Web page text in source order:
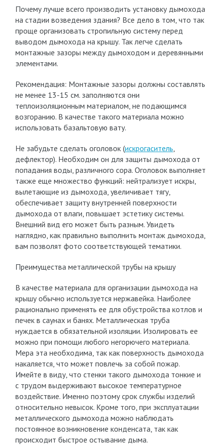
Почему лучше всего производить установку дымохода
на стадии возведения здания? Все дело в том, что так
проще организовать стропильную систему перед
выводом дымохода на крышу. Так легче сделать
монтажные зазоры между дымоходом и деревянными
элементами.
Рекомендация: Монтажные зазоры должны составлять
не менее 13-15 см. заполняются они
теплоизоляционным материалом, не подающимся
возгоранию. В качестве такого материала можно
использовать базальтовую вату.
Не забудьте сделать оголовок (искрогаситель,
дефлектор). Необходим он для защиты дымохода от
попадания воды, различного сора. Оголовок выполняет
также еще множество функций: нейтрализует искры,
вылетающие из дымохода, увеличивает тягу,
обеспечивает защиту внутренней поверхности
дымохода от влаги, повышает эстетику системы.
Внешний вид его может быть разным. Увидеть
наглядно, как правильно выполнить монтаж дымохода,
вам позволят фото соответствующей тематики.
Преимущества металлической трубы на крышу
В качестве материала для организации дымохода на
крышу обычно используется нержавейка. Наиболее
рационально применять ее для обустройства котлов и
печек в саунах и банях. Металлическая труба
нуждается в обязательной изоляции. Изолировать ее
можно при помощи любого негорючего материала.
Мера эта необходима, так как поверхность дымохода
накаляется, что может повлечь за собой пожар.
Имейте в виду, что стенки такого дымохода тонкие и
с трудом выдерживают высокое температурное
воздействие. Именно поэтому срок службы изделий
относительно невысок. Кроме того, при эксплуатации
металлического дымохода можно наблюдать
постоянное возникновение конденсата, так как
происходит быстрое остывание дыма.